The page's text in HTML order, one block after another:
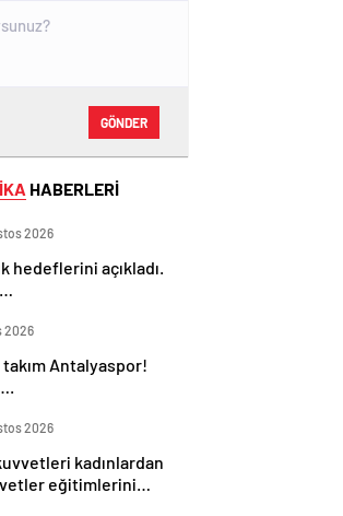
GÖNDER
HABERLERİ
2026
hedeflerini açıkladı.
2026
takım Antalyaspor!
2026
kadınlardan
eğitimlerini